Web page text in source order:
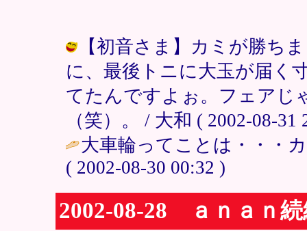
【初音さま】カミが勝ち
に、最後トニに大玉が届く
てたんですよぉ。フェアじ
（笑）。 / 大和 ( 2002-08-31
大車輪ってことは・・・
( 2002-08-30 00:32 )
2002-08-28 ａｎａｎ続